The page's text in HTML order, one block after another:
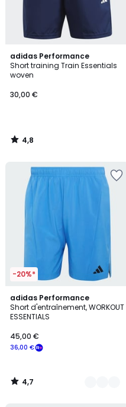
adidas Performance
Short training Train Essentials
woven
30,00 €
4,8
/ 5
4,8
/
-20%*
adidas Performance
Short d'entraînement, WORKOUT
ESSENTIALS
36,00 €
45,00 €
4,7
/ 5
5
Couleurs
4,7
/